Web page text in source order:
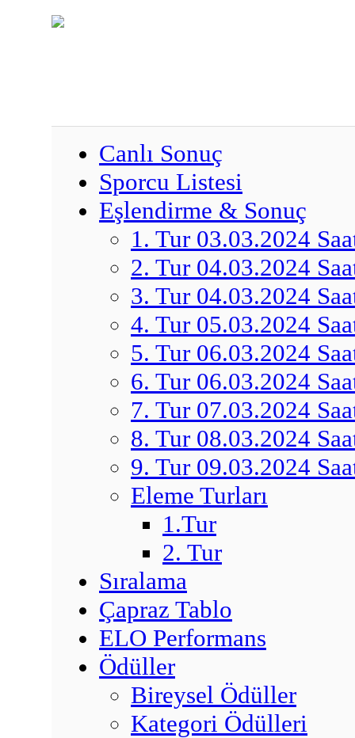
Canlı Sonuç
Sporcu Listesi
Eşlendirme & Sonuç
1. Tur 03.03.2024
2. Tur 04.03.2024
3. Tur 04.03.2024
4. Tur 05.03.2024
5. Tur 06.03.2024
6. Tur 06.03.2024
7. Tur 07.03.2024
8. Tur 08.03.2024
9. Tur 09.03.2024
Eleme Turları
1.Tur
2. Tur
Sıralama
Çapraz Tablo
ELO Performans
Ödüller
Bireysel Ödüller
Kategori Ödülleri